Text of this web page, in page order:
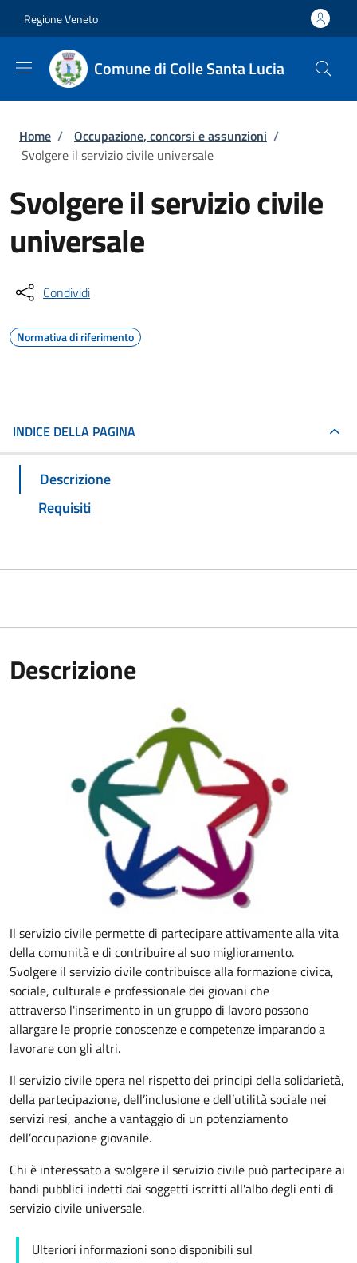
Regione Veneto
Comune di Colle Santa Lucia
Briciole di pane
Home / Occupazione, concorsi e assunzioni /
Svolgere il servizio civile universale
Svolgere il servizio civile
universale
Condividi
Normativa di riferimento
INDICE DELLA PAGINA
Descrizione
Requisiti
Descrizione
Il servizio civile permette di partecipare attivamente alla vita
della comunità e di contribuire al suo miglioramento.
Svolgere il servizio civile contribuisce alla formazione civica,
sociale, culturale e professionale dei giovani che
attraverso l'inserimento in un gruppo di lavoro possono
allargare le proprie conoscenze e competenze imparando a
lavorare con gli altri.
Il servizio civile opera nel rispetto dei principi della solidarietà,
della partecipazione, dell’inclusione e dell’utilità sociale nei
servizi resi, anche a vantaggio di un potenziamento
dell’occupazione giovanile.
Chi è interessato a svolgere il servizio civile può partecipare ai
bandi pubblici indetti dai soggetti iscritti all'albo degli enti di
servizio civile universale.
Ulteriori informazioni sono disponibili sul